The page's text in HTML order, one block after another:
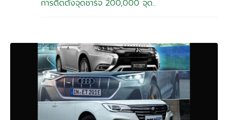
การติดตั้งจุดชาร์จ 200,000 จุด..